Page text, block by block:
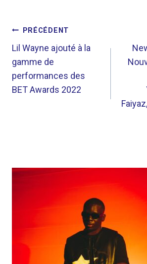
NAVIGATION
DE
L’ARTICLE
PRÉCÉDENT
Lil Wayne ajouté à la
gamme de
performances des
BET Awards 2022